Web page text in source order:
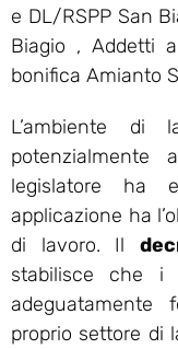
e DL/RSPP San
Biagio , Addetti
bonifica Amianto
L’ambiente di
legislatore ha
applicazione ha
di lavoro. Il
stabilisce che i
adeguatamente
proprio settore di